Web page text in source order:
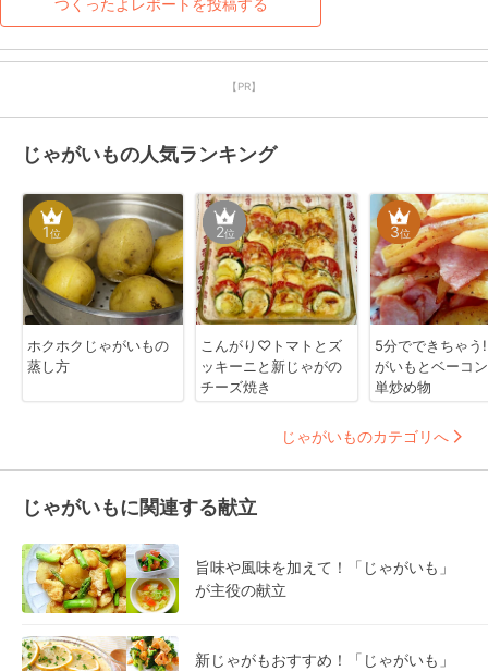
【PR】
じゃがいもの人気ランキング
1位
ホクホクじゃがいもの
蒸し方
2位
こんがり♡トマトとズ
ッキーニと新じゃがの
チーズ焼き
3位
5分でできちゃう
がいもとベーコ
単炒め物
じゃがいものカテゴリへ
じゃがいもに関連する献立
旨味や風味を加えて！「じゃがいも」
が主役の献立
新じゃがもおすすめ！「じゃがいも」